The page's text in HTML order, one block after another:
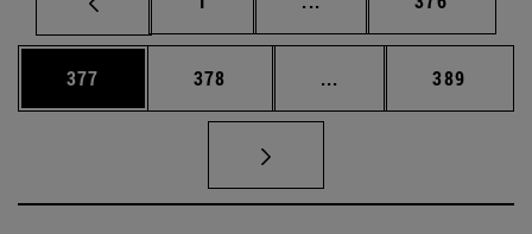
Página
377 Página
378 ... Páginas intermedias
Página
389